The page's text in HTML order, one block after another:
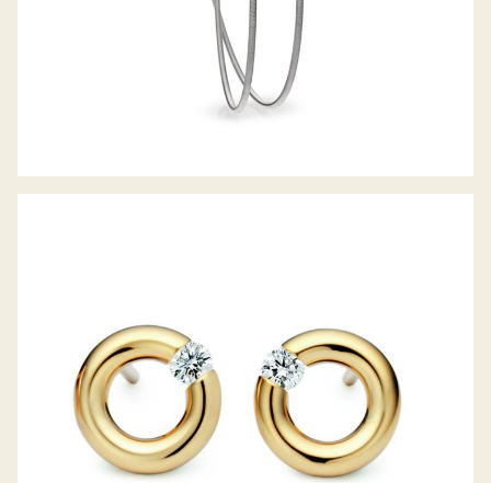
OHRSTECKER SPANNRING